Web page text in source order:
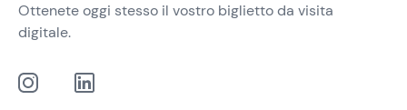
Ottenete oggi stesso il vostro biglietto da visita
digitale.